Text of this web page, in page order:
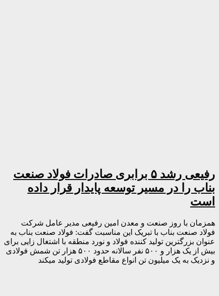
رفیعی رشد ۵ برابری صادرات فولاد صنعت
بناب را در مسیر توسعه پایدار قرار داده
است
همزمان با روز صنعت و معدن امین رفیعی مدیر عامل شرکت
فولاد صنعت بناب با تبریک این مناسبت گفت: فولاد صنعت بناب به
عنوان بزرگترین تولید کننده فولاد و نورد منطقه با اشتغال زایی برای
بیش از یک هزار و ۵۰۰ نفر سالانه حدود ۵۰۰ هزار تن شمش فولادی
و نزدیک به یک میلیون تن انواع مقاطع فولادی تولید میکند